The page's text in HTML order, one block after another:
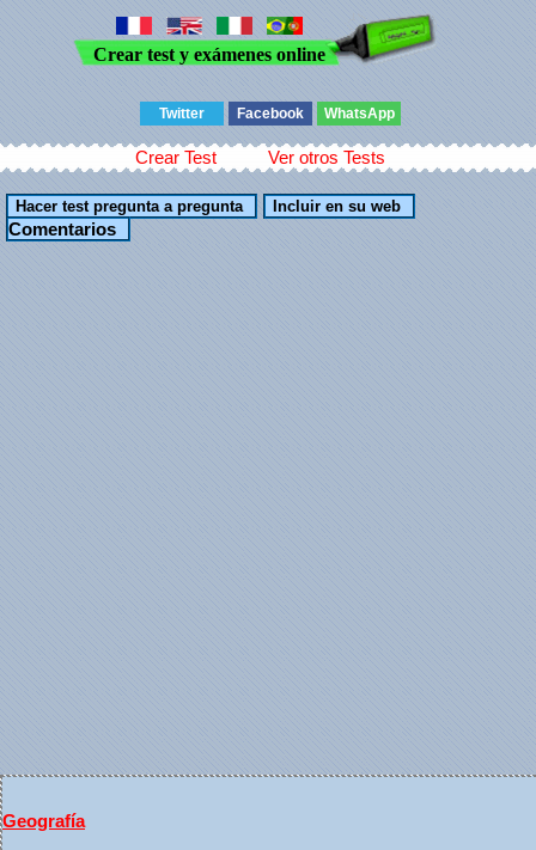
Crear test y exámenes online
Twitter Facebook WhatsApp
Crear Test Ver otros Tests
Comentarios
Geografía